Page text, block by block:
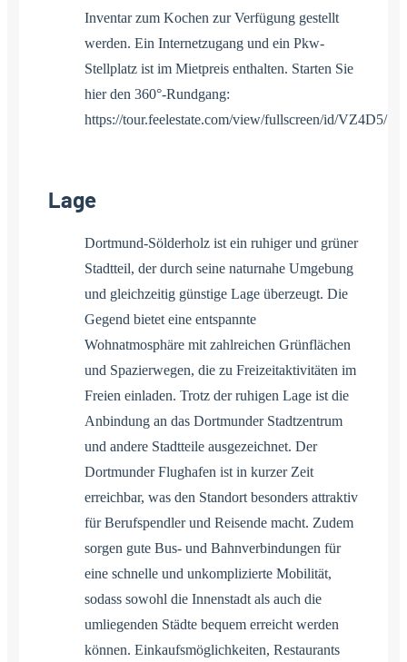
Inventar zum Kochen zur Verfügung gestellt
werden. Ein Internetzugang und ein Pkw-
Stellplatz ist im Mietpreis enthalten. Starten Sie
hier den 360°-Rundgang:
https://tour.feelestate.com/view/fullscreen/id/VZ4D5/
Lage
Dortmund-Sölderholz ist ein ruhiger und grüner
Stadtteil, der durch seine naturnahe Umgebung
und gleichzeitig günstige Lage überzeugt. Die
Gegend bietet eine entspannte
Wohnatmosphäre mit zahlreichen Grünflächen
und Spazierwegen, die zu Freizeitaktivitäten im
Freien einladen. Trotz der ruhigen Lage ist die
Anbindung an das Dortmunder Stadtzentrum
und andere Stadtteile ausgezeichnet. Der
Dortmunder Flughafen ist in kurzer Zeit
erreichbar, was den Standort besonders attraktiv
für Berufspendler und Reisende macht. Zudem
sorgen gute Bus- und Bahnverbindungen für
eine schnelle und unkomplizierte Mobilität,
sodass sowohl die Innenstadt als auch die
umliegenden Städte bequem erreicht werden
können. Einkaufsmöglichkeiten, Restaurants